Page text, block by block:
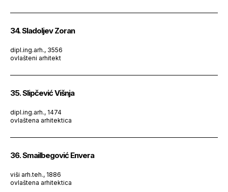
34. Sladoljev Zoran
dipl.ing.arh., 3556
ovlašteni arhitekt
35. Slipčević Višnja
dipl.ing.arh., 1474
ovlaštena arhitektica
36. Smailbegović Envera
viši arh.teh., 1886
ovlaštena arhitektica